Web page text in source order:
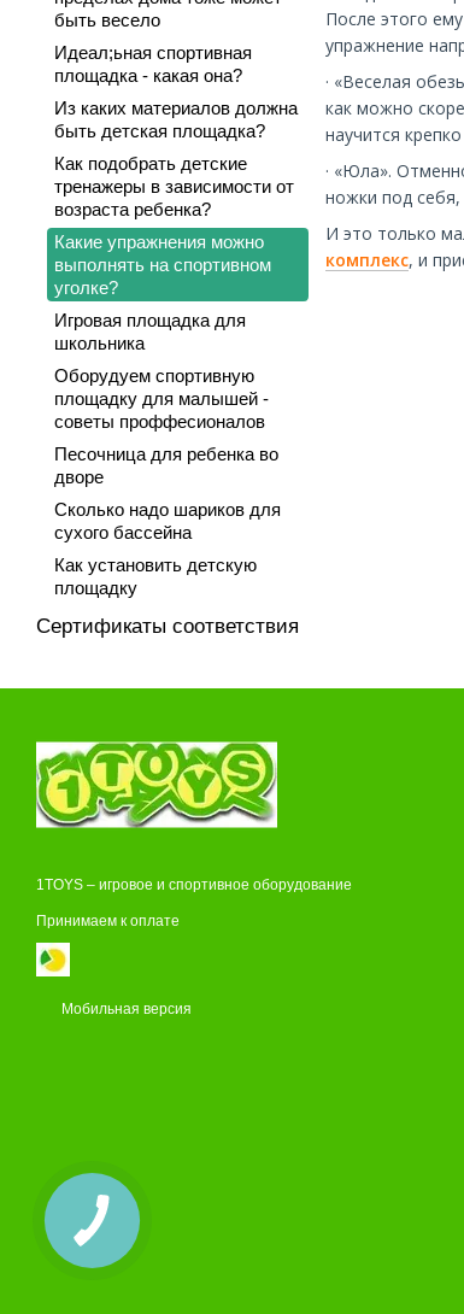
После этого
упражнение
· «Веселая
как можно
научится
· «Юла».
ножки под себя,
И это только
комплекс, и
быть весело
Идеал;ьная спортивная
площадка - какая она?
Из каких материалов должна
быть детская площадка?
Как подобрать детские
тренажеры в зависимости от
возраста ребенка?
Какие упражнения можно
выполнять на спортивном
уголке?
Игровая площадка для
школьника
Оборудуем спортивную
площадку для малышей -
советы проффесионалов
Песочница для ребенка во
дворе
Сколько надо шариков для
сухого бассейна
Как установить детскую
площадку
Сертификаты соответствия
1TOYS – игровое и спортивное оборудование
Принимаем к оплате
Мобильная версия